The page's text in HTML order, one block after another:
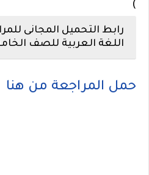
)
رابط التحميل المجانى
اللغة العربية للصف
حمل المراجعة من هنا